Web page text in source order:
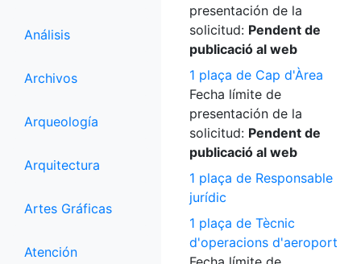
Análisis
Archivos
Arqueología
Arquitectura
Artes Gráficas
Atención
presentación de la
solicitud: Pendent de
publicació al web
1 plaça de Cap d'Àrea
Fecha límite de
presentación de la
solicitud: Pendent de
publicació al web
1 plaça de Responsable
jurídic
1 plaça de Tècnic
d'operacions d'aeroport